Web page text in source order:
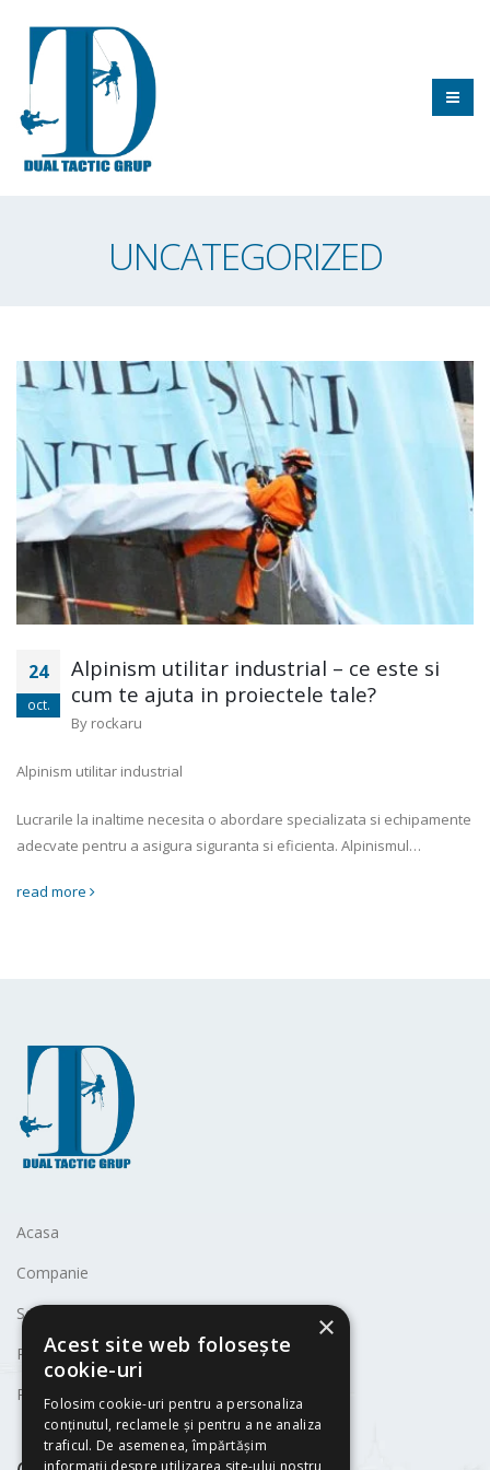
UNCATEGORIZED
24
oct.
Alpinism utilitar industrial – ce este si
cum te ajuta in proiectele tale?
By rockaru
Alpinism utilitar industrial
Lucrarile la inaltime necesita o abordare specializata si echipamente
adecvate pentru a asigura siguranta si eficienta. Alpinismul…
read more
Acasa
Companie
Servicii
Politica de Cookies
Politica de Confidentialitate
×
Acest site web folosește
cookie-uri
Folosim cookie-uri pentru a personaliza
conținutul, reclamele și pentru a ne analiza
traficul. De asemenea, împărtășim
informații despre utilizarea site-ului nostru